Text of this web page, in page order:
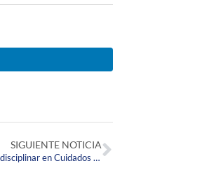
SIGUIENTE NOTICIA
Arrancó el ciclo de Webcafés organizados por el Diplomado Interdisciplinar en Cuidados Paliativos de la Corpas